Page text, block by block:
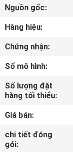
PHẨM
CHƯƠNG
VR
CHÚNG
TÔI
Nguồn gốc:
Hàng hiệu:
Chứng nhận:
Số mô hình:
Số lượng đặt
hàng tối thiểu:
Giá bán:
chi tiết đóng
gói: